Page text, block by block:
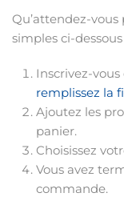
Qu’attendez-vous
simples ci-
Inscrivez-vous
remplissez la
Ajoutez les
panier.
Choisissez
Vous avez
commande.